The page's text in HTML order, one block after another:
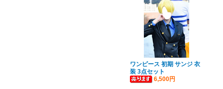
ワンピース 初期 サンジ 衣
装 3点セット
6,500円